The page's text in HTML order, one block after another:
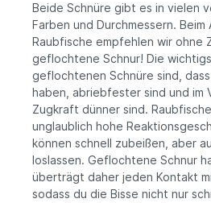
Beide Schnüre gibt es in vielen
Farben und Durchmessern. Beim
Raubfische empfehlen wir ohne
geflochtene Schnur! Die
geflochtenen Schnüre sind,
haben, abriebfester sind und im
Zugkraft dünner sind.
unglaublich hohe
können schnell zubeißen, aber
loslassen. Geflochtene Schnur
überträgt daher jeden Kontakt
sodass du die Bisse nicht nur